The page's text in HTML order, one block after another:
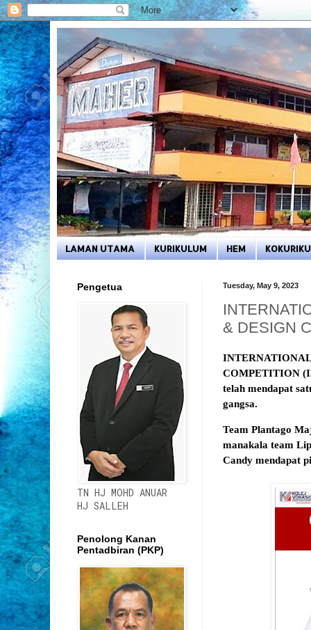
LAMAN UTAMA KURIKULUM HEM
Tuesday, May 9, 2023
& DESIGN
COMPETITION
telah mendapat
gangsa.
Team Plantago
manakala team
Candy mendapat
Pengetua
TN HJ MOHD ANUAR
HJ SALLEH
Penolong Kanan
Pentadbiran (PKP)